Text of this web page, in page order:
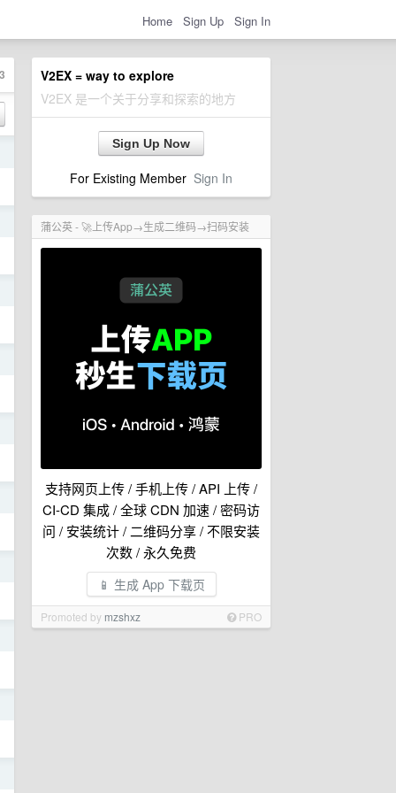
Home Sign Up Sign In
V2EX = way to explore
V2EX 是一个关于分享和探索的地方
Sign Up Now
For Existing Member Sign In
蒲公英 - 🚀上传App→生成二维码→扫码安装
支持网页上传 / 手机上传 / API 上传 /
CI-CD 集成 / 全球 CDN 加速 / 密码访
问 / 安装统计 / 二维码分享 / 不限安装
次数 / 永久免费
📱 生成 App 下载页
Promoted by mzshxz PRO